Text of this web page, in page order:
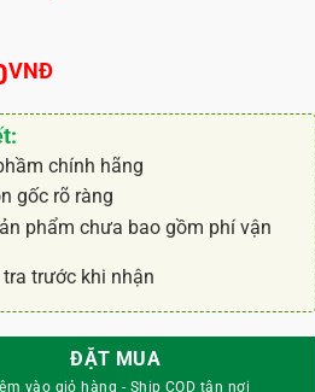
VNĐ
chính hãng
gốc rõ ràng
phẩm chưa bao gồm phí vận
tra trước khi nhận
ĐẶT MUA